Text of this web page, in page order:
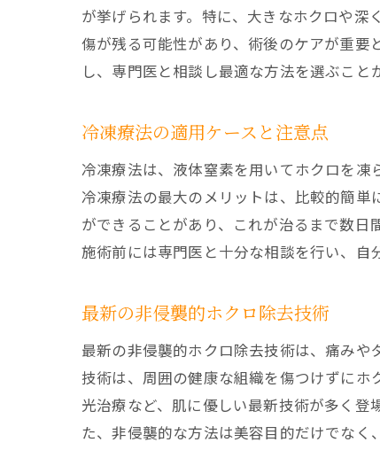
が挙げられます。特に、大きなホクロや深
傷が残る可能性があり、術後のケアが重要
し、専門医と相談し最適な方法を選ぶこと
冷凍療法の適用ケースと注意点
冷凍療法は、液体窒素を用いてホクロを凍
冷凍療法の最大のメリットは、比較的簡単
ができることがあり、これが治るまで数日
施術前には専門医と十分な相談を行い、自
最新の非侵襲的ホクロ除去技術
最新の非侵襲的ホクロ除去技術は、痛み
技術は、周囲の健康な組織を傷つけずに
光治療など、肌に優しい最新技術が多く登
た、非侵襲的な方法は美容目的だけでな